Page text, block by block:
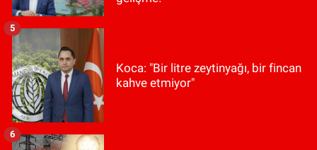
Koca: "Bir litre zeytinyağı, bir fincan
kahve etmiyor"
5
6